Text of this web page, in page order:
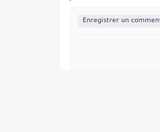
Enregistrer un